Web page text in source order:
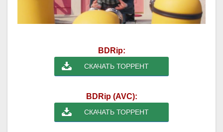
BDRip:
СКАЧАТЬ ТОРРЕНТ
BDRip (AVC):
СКАЧАТЬ ТОРРЕНТ